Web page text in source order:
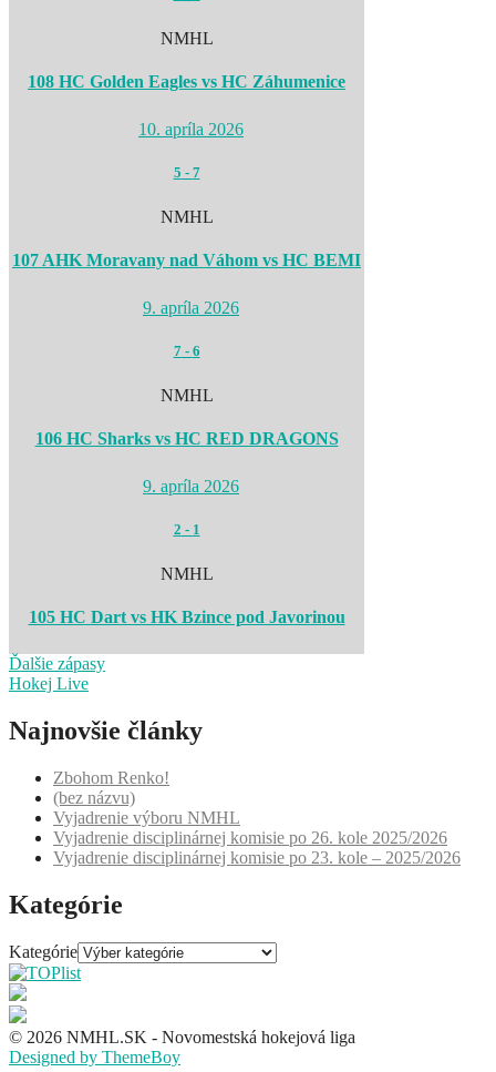
NMHL
108 HC Golden Eagles vs HC Záhumenice
10. apríla 2026
5 - 7
NMHL
107 AHK Moravany nad Váhom vs HC BEMI
9. apríla 2026
7- 6
NMHL
106 HC Sharks vs HC RED DRAGONS
9. apríla 2026
2 - 1
NMHL
105 HC Dart vs HK Bzince pod Javorinou
Ďalšie zápasy
Hokej Live
Najnovšie články
Zbohom Renko!
(bez názvu)
Vyjadrenie výboru NMHL
Vyjadrenie disciplinárnej komisie po 26. kole 2025/2026
Vyjadrenie disciplinárnej komisie po 23. kole – 2025/2026
Kategórie
Kategórie
© 2026 NMHL.SK - Novomestská hokejová liga
Designed by ThemeBoy